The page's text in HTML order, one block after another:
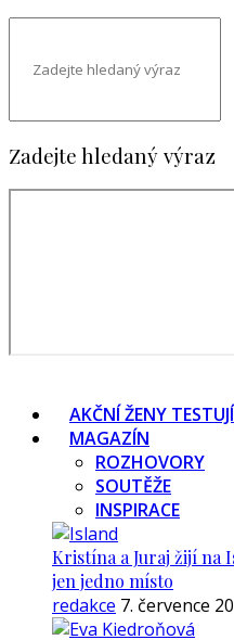
Zadejte hledaný výraz
AKČNÍ ŽENY TESTUJÍ
MAGAZÍN
ROZHOVORY
SOUTĚŽE
INSPIRACE
Kristína a Juraj žijí na
jen jedno místo
redakce 7. července